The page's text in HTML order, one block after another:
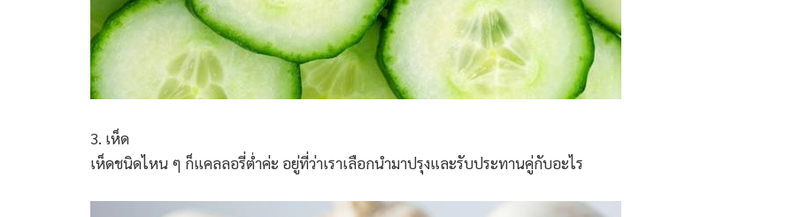
3. เห็ด
เห็ดชนิดไหน ๆ ก็แคลลอรี่ต่ำค่ะ อยู่ที่ว่าเราเลือกนำมาปรุงและรับประทานคู่กับอะไร